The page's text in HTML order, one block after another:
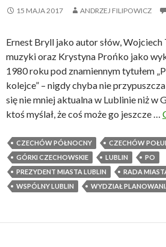
i
o
d
z
y
s
k
a
n
i
a
p
z
15 MAJA 2017 ANDRZEJ FILIPOWICZ
Ernest Bryll jako autor słów,
muzyki oraz Krystyna Prońko jako
1980 roku pod znamiennym tytułem
kolejce” – nigdy chyba nie
się nie mniej aktualna w Lublinie niż w
ktoś myślał, że coś może go jeszcze …
CZECHÓW PÓŁNOCNY CZECHÓW
GÓRKI CZECHOWSKIE
LUBLIN
PO
PREZYDENT MIASTA LUBLIN
RADA
WSPÓLNY LUBLIN
WYDZIAŁ